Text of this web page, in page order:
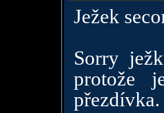
Ježek
Sorry
protože
přezdívka.